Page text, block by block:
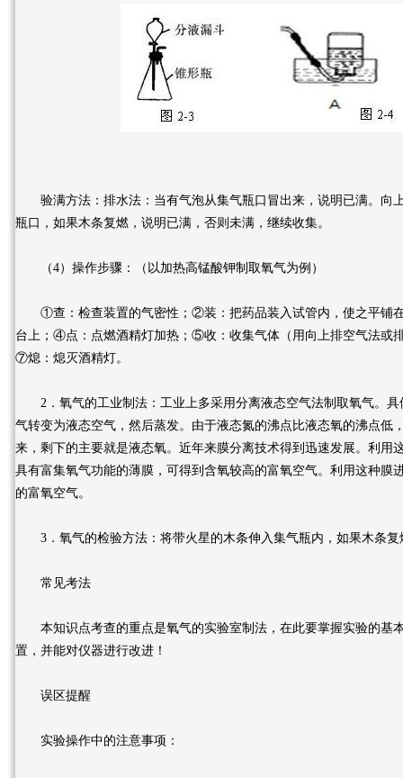
验满方法：排水法：当有气泡从集气瓶口冒出来，说明已满。向
瓶口，如果木条复燃，说明已满，否则未满，继续收集。
（4）操作步骤：（以加热高锰酸钾制取氧气为例）
①查：检查装置的气密性；②装：把药品装入试管内，使之平铺
台上；④点：点燃酒精灯加热；⑤收：收集气体（用向上排空气法或
⑦熄：熄灭酒精灯。
2．氧气的工业制法：工业上多采用分离液态空气法制取氧气。具
气转变为液态空气，然后蒸发。由于液态氮的沸点比液态氧的沸点低
来，剩下的主要就是液态氧。近年来膜分离技术得到迅速发展。利用
具有富集氧气功能的薄膜，可得到含氧较高的富氧空气。利用这种膜
的富氧空气。
3．氧气的检验方法：将带火星的木条伸入集气瓶内，如果木条复
常见考法
本知识点考查的重点是氧气的实验室制法，在此要掌握实验的基
置，并能对仪器进行改进！
误区提醒
实验操作中的注意事项：